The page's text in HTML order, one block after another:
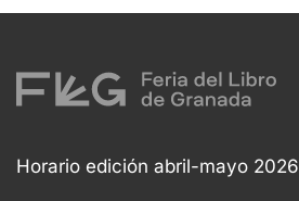
Horario edición abril-mayo 2026